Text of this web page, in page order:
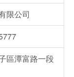
限公司
區潭富路一段